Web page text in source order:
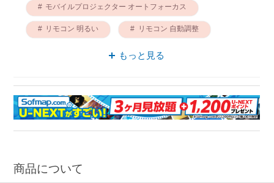
モバイルプロジェクター オートフォーカス
リモコン 明るい リモコン 自動調整
モバイルプロジェクター 台形
もっと見る
商品について